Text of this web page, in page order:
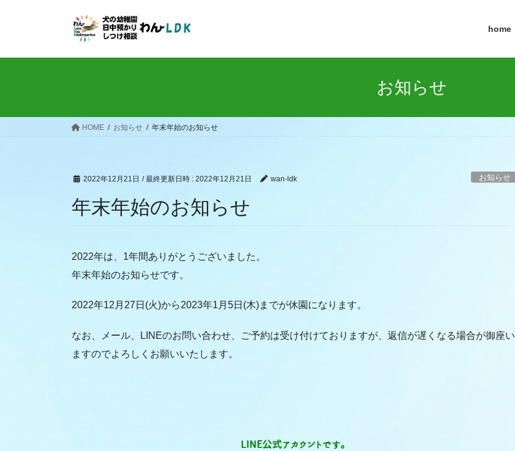
home
お知らせ
HOME お知らせ 年末年始のお知らせ
2022年12月21日 / 最終更新日時 : 2022年12月21日 wan-ldk お知らせ
年末年始のお知らせ
2022年は、1年間ありがとうございました。
年末年始のお知らせです。
2022年12月27日(火)から2023年1月5日(木)までが休園になります。
なお、メール、LINEのお問い合わせ、ご予約は受け付けておりますが、返信が遅くなる場合が御座い
ますのでよろしくお願いいたします。
LINE公式アカウントです。